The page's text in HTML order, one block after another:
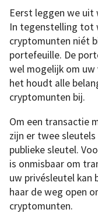
Eerst leggen we uit
In tegenstelling tot
cryptomunten niét
portefeuille. De
wel mogelijk om
het houdt alle
cryptomunten bij.
Om een transactie
zijn er twee
publieke sleutel.
is onmisbaar om
uw privésleutel kan
haar de weg open
cryptomunten.